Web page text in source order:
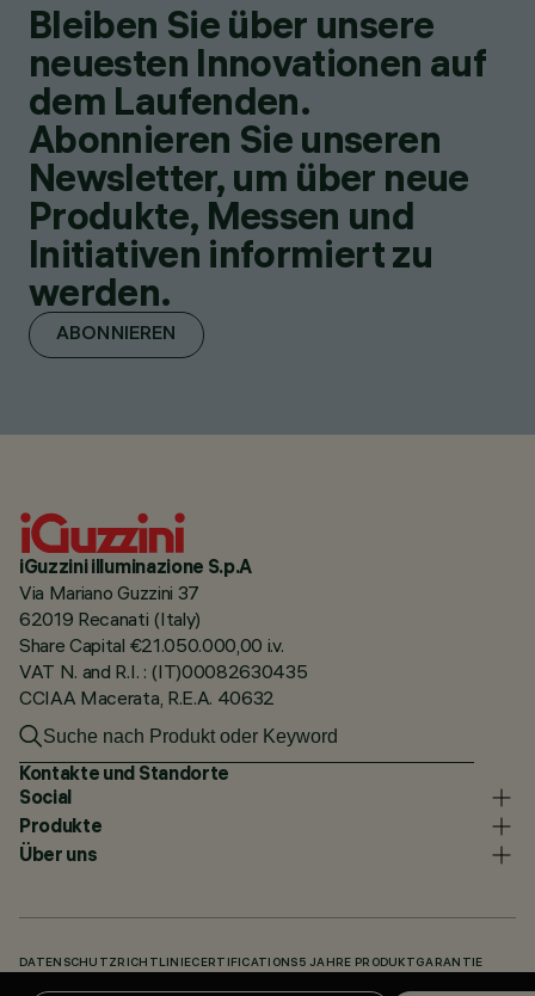
Bleiben Sie über unsere
neuesten Innovationen auf
dem Laufenden.
Abonnieren Sie unseren
Newsletter, um über neue
Produkte, Messen und
Initiativen informiert zu
werden.
ABONNIEREN
iGuzzini illuminazione S.p.A
Via Mariano Guzzini 37
62019 Recanati (Italy)
Share Capital €21.050.000,00 i.v.
VAT N. and R.I. : (IT)00082630435
CCIAA Macerata, R.E.A. 40632
Kontakte und Standorte
Social
Produkte
Über uns
DATENSCHUTZRICHTLINIECERTIFICATIONS 5 JAHRE PRODUKTGARANTIE